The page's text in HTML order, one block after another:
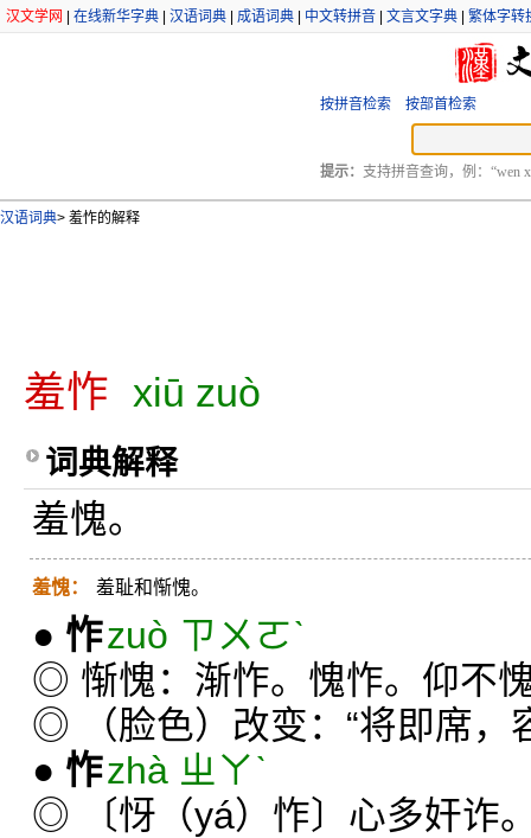
汉文学网 在线新华字典 汉语词典 成语词典 中文转拼音 文言文字典 繁体字转
按拼音检索 按部首检索
提示： 支持拼音查询，例：“wen
汉语词典> 羞怍的解释
羞怍 xiū zuò
词典解释
羞愧。
羞愧： 羞耻和惭愧。
● 怍zuò ㄗㄨㄛˋ
◎ 惭愧：渐怍。愧怍。仰不
◎ （脸色）改变：“将即席，
● 怍zhà ㄓㄚˋ
◎ 〔㤉（yá）怍〕心多奸诈